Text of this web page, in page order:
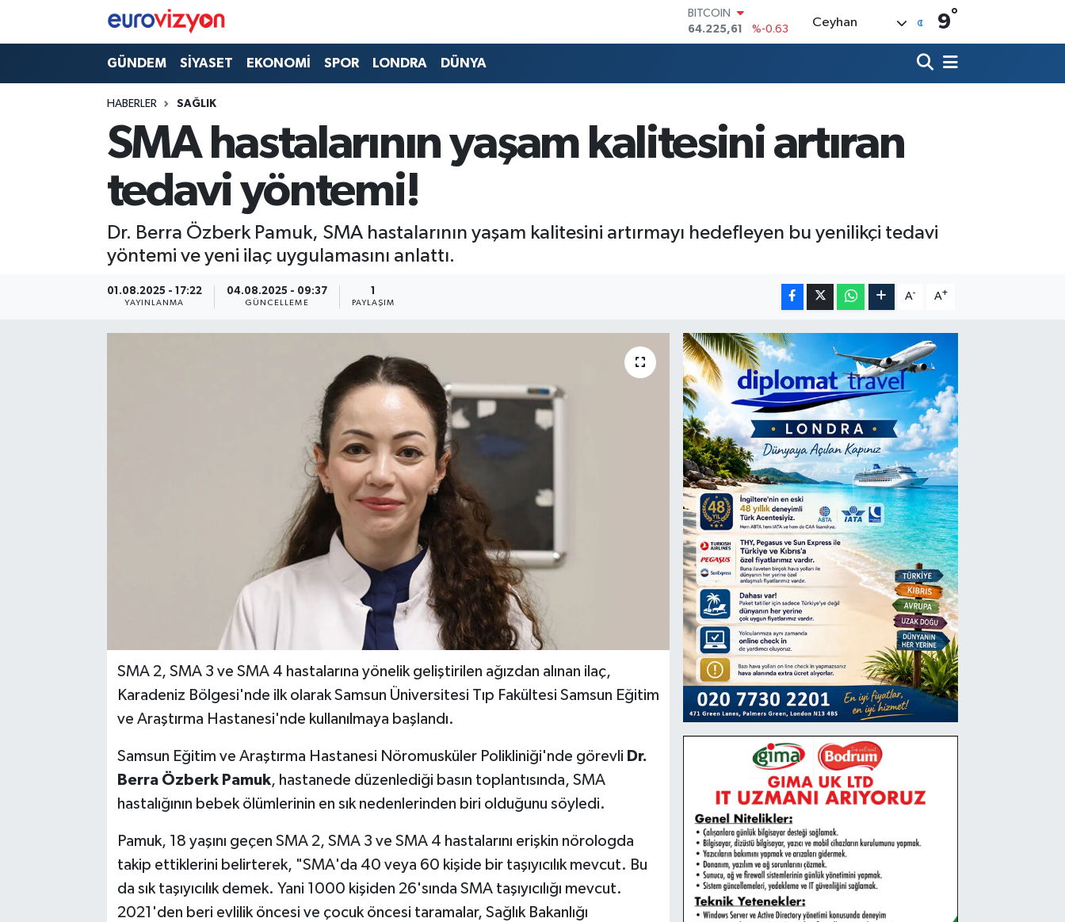
DOLAR
47,7143
%0.16
EURO
6510.40
%0.45
BİST100
13.799
%70
Ceyhan 9°
GÜNDEM SİYASET EKONOMİ SPOR LONDRA DÜNYA
HABERLER SAĞLIK
SMA hastalarının yaşam kalitesini artıran
tedavi yöntemi!
Dr. Berra Özberk Pamuk, SMA hastalarının yaşam kalitesini artırmayı hedefleyen bu yenilikçi tedavi
yöntemi ve yeni ilaç uygulamasını anlattı.
01.08.2025 - 17:22
YAYINLANMA
04.08.2025 - 09:37
GÜNCELLEME
1
PAYLAŞIM
A- A+
SMA 2, SMA 3 ve SMA 4 hastalarına yönelik geliştirilen ağızdan alınan ilaç,
Karadeniz Bölgesi'nde ilk olarak Samsun Üniversitesi Tıp Fakültesi Samsun Eğitim
ve Araştırma Hastanesi'nde kullanılmaya başlandı.
Samsun Eğitim ve Araştırma Hastanesi Nöromusküler Polikliniği'nde görevli Dr.
Berra Özberk Pamuk, hastanede düzenlediği basın toplantısında, SMA
hastalığının bebek ölümlerinin en sık nedenlerinden biri olduğunu söyledi.
Pamuk, 18 yaşını geçen SMA 2, SMA 3 ve SMA 4 hastalarını erişkin nörologda
takip ettiklerini belirterek, "SMA'da 40 veya 60 kişide bir taşıyıcılık mevcut. Bu
da sık taşıyıcılık demek. Yani 1000 kişiden 26'sında SMA taşıyıcılığı mevcut.
2021'den beri evlilik öncesi ve çocuk öncesi taramalar, Sağlık Bakanlığı